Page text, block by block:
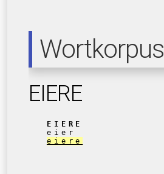
Wortkorpus
EIERE
EIERE
eier
eiere